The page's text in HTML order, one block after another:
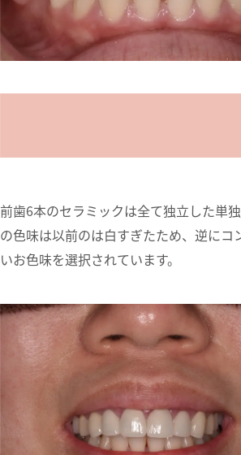
前歯6本のセラミックは全て独立した単
の色味は以前のは白すぎたため、逆に
いお色味を選択されています。